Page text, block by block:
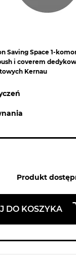
Saving Space 1-
i coverem
Kernau
Produkt
DO KOSZYKA